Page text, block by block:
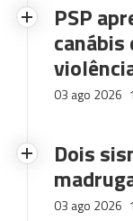
PSP
03 ago 2026
Dois
03 ago 2026